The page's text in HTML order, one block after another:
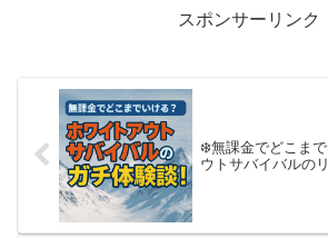
スポンサーリンク
❄️無課金でどこま
ウトサバイバルの